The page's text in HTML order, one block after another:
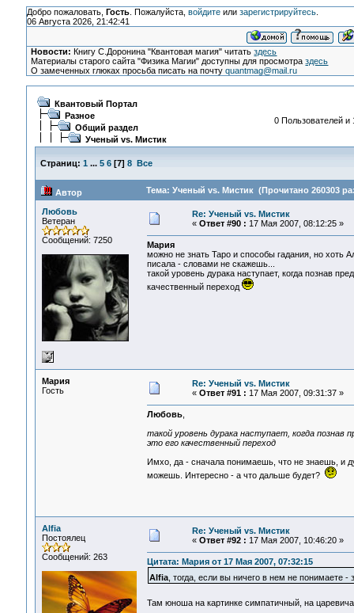
Добро пожаловать, Гость. Пожалуйста, войдитеили зарегистрируйтесь.
06 Августа 2026, 21:42:41
Новости: Книгу С.Доронина "Квантовая магия" читатьздесь
Материалы старого сайта "Физика Магии" доступны для просмотраздесь
О замеченных глюках просьба писать на почтуquantmag@mail.ru
Квантовый Портал
Разное
Общий раздел
Ученый vs. Мистик
0 Пользователей и
Страниц: 1 ... 5 6[7] 8 Все
Автор Тема: Ученый vs. Мистик (Прочитано 260303
Любовь
Ветеран
Сообщений: 7250
Re: Ученый vs. Мистик
« Ответ #90 : 17 Мая 2007, 08:12:25 »
Мария
можно не знать Таро и способы гадания, но хоть
писала - словами не скажешь...
такой уровень дурака наступает, когда познав
качественный переход
Мария
Гость
Re: Ученый vs. Мистик
« Ответ #91 : 17 Мая 2007, 09:31:37 »
Любовь,
такой уровень дурака наступает, когда
это его качественный переход
Имхо, да - сначала понимаешь, что не знаешь, и
можешь. Интересно - а что дальше будет?
Alfia
Постоялец
Сообщений: 263
Re: Ученый vs. Мистик
« Ответ #92 : 17 Мая 2007, 10:46:20 »
Цитата: Мария от 17 Мая 2007, 07:32:15
Alfia, тогда, если вы ничего в нем не понимаете
Там юноша на картинке симпатичный, на